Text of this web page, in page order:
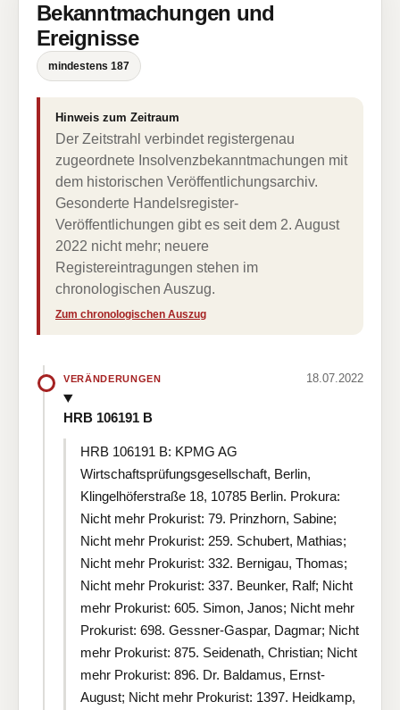
Bekanntmachungen und
Ereignisse
mindestens 187
Hinweis zum Zeitraum
Der Zeitstrahl verbindet registergenau
zugeordnete Insolvenzbekanntmachungen mit
dem historischen Veröffentlichungsarchiv.
Gesonderte Handelsregister-
Veröffentlichungen gibt es seit dem 2. August
2022 nicht mehr; neuere
Registereintragungen stehen im
chronologischen Auszug.
Zum chronologischen Auszug
VERÄNDERUNGEN 18.07.2022
HRB 106191 B
HRB 106191 B: KPMG AG
Wirtschaftsprüfungsgesellschaft, Berlin,
Klingelhöferstraße 18, 10785 Berlin. Prokura:
Nicht mehr Prokurist: 79. Prinzhorn, Sabine;
Nicht mehr Prokurist: 259. Schubert, Mathias;
Nicht mehr Prokurist: 332. Bernigau, Thomas;
Nicht mehr Prokurist: 337. Beunker, Ralf; Nicht
mehr Prokurist: 605. Simon, Janos; Nicht mehr
Prokurist: 698. Gessner-Gaspar, Dagmar; Nicht
mehr Prokurist: 875. Seidenath, Christian; Nicht
mehr Prokurist: 896. Dr. Baldamus, Ernst-
August; Nicht mehr Prokurist: 1397. Heidkamp,